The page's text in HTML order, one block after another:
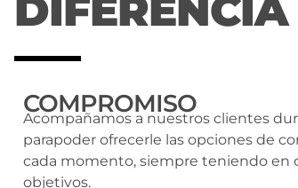
DIFERENCIA
COMPROMISO
Acompañamos a nuestros clientes
parapoder ofrecerle las opciones de
cada momento, siempre teniendo en
objetivos.